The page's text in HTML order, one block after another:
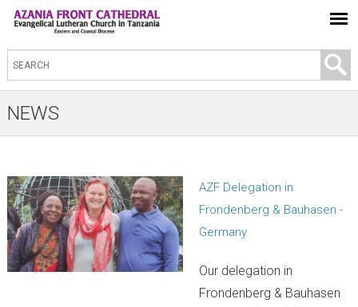
S
e
a
t
h
i
s
NEWS
AZF Delegation in
Frondenberg & Bauhasen -
Germany
Our delegation in
Frondenberg & Bauhasen
P
a
g
e